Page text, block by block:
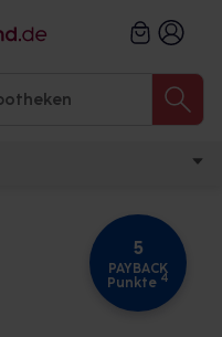
5
PAYBACK
Punkte 4